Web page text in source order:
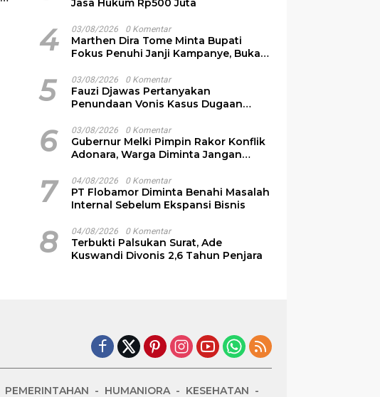
Harus Rasional
Jasa Hukum Rp500 Juta
4 03/08/2026 0 Komentar
Marthen Dira Tome Minta Bupati
Fokus Penuhi Janji Kampanye, Bukan
5 03/08/2026 0 Komentar
Fauzi Djawas Pertanyakan
Penundaan Vonis Kasus Dugaan
6 03/08/2026 0 Komentar
Gubernur Melki Pimpin Rakor Konflik
Adonara, Warga Diminta Jangan
7 04/08/2026 0 Komentar
PT Flobamor Diminta Benahi Masalah
Internal Sebelum Ekspansi Bisnis
8 04/08/2026 0 Komentar
Terbukti Palsukan Surat, Ade
Kuswandi Divonis 2,6 Tahun Penjara
PEMERINTAHAN HUMANIORA KESEHATAN